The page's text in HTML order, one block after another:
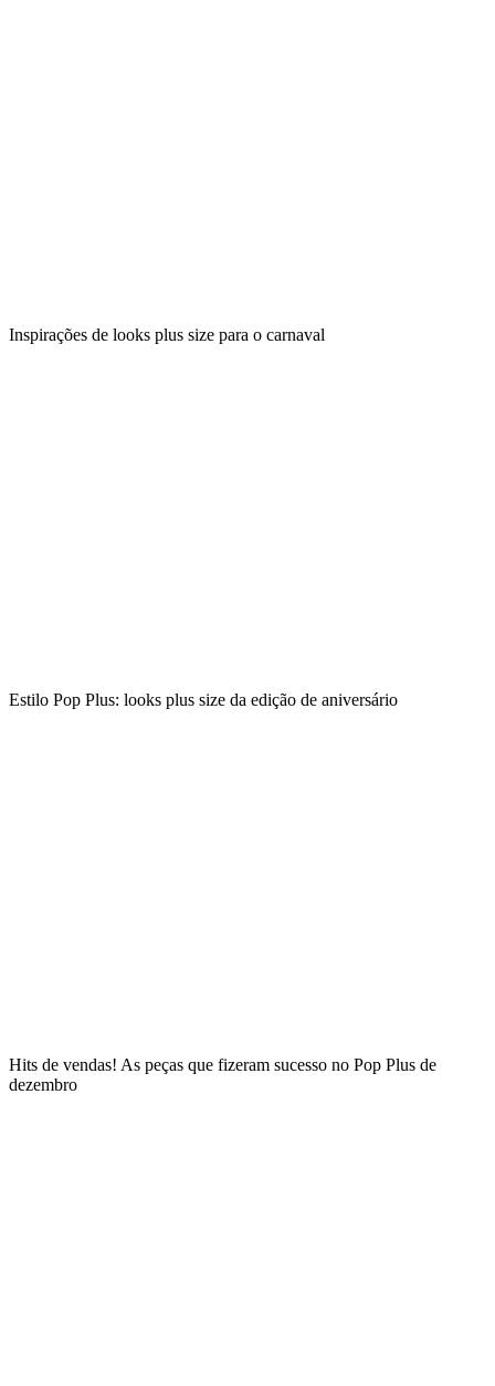
Inspirações de looks plus size para o carnaval
Estilo Pop Plus: looks plus size da edição de aniversário
Hits de vendas! As peças que fizeram sucesso no Pop Plus de
dezembro